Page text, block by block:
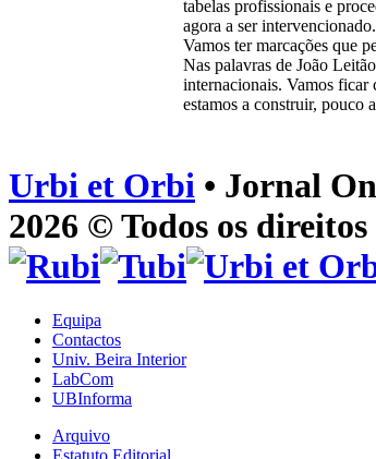
tabelas profissionais e
agora a ser
Vamos ter marcações que
Nas palavras de João
internacionais. Vamos ficar
estamos a construir, pouco
Urbi et Orbi • Jornal
2026 © Todos os direitos
Equipa
Contactos
Univ. Beira Interior
LabCom
UBInforma
Arquivo
Estatuto Editorial